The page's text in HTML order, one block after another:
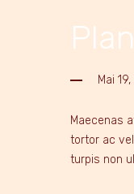
Mai
Maecenas
tortor ac
turpis non